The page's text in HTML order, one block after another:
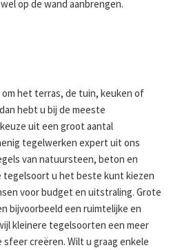
op de wand aanbrengen.
om het terras, de tuin, keuken of
hebt u bij de meeste
uit een groot aantal
tegelwerken expert uit ons
van natuursteen, beton en
tegelsoort u het beste kunt kiezen
voor budget en uitstraling. Grote
bijvoorbeeld een ruimtelijke en
kleinere tegelsoorten een meer
creëren. Wilt u graag enkele